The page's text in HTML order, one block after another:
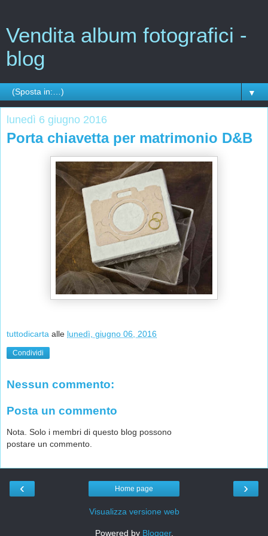
Vendita album fotografici -
blog
▼
lunedì 6 giugno 2016
Porta chiavetta per matrimonio D&B
tuttodicarta alle lunedì, giugno 06, 2016
Condividi
Nessun commento:
Posta un commento
Nota. Solo i membri di questo blog possono
postare un commento.
‹ ›
Home page
Visualizza versione web
Powered by Blogger.